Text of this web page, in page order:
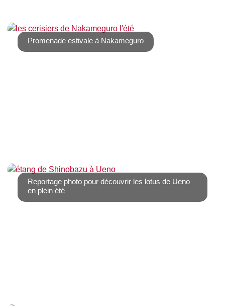
avec ses sakura et ses koinobori. Découvrez [...]
Promenade estivale à Nakameguro
humide de l’été à Tokyo. Nous [...]
Reportage photo pour découvrir les lotus de Ueno
en plein été